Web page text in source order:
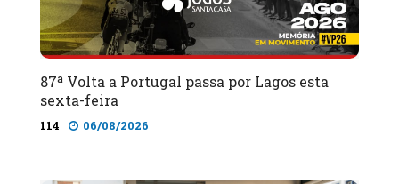
87ª Volta a Portugal passa por Lagos esta
sexta-feira
114 06/08/2026